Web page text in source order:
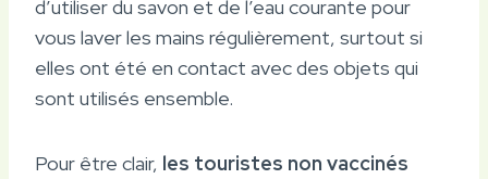
d’utiliser du savon et de l’eau courante pour
vous laver les mains régulièrement, surtout si
elles ont été en contact avec des objets qui
sont utilisés ensemble.
Pour être clair, les touristes non vaccinés